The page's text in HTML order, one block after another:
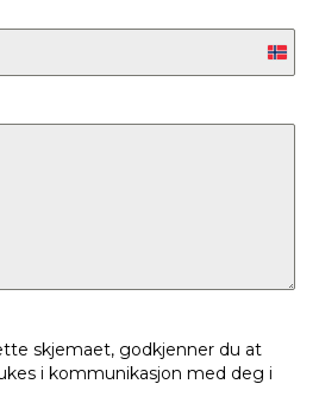
skjemaet, godkjenner du at
i kommunikasjon med deg i